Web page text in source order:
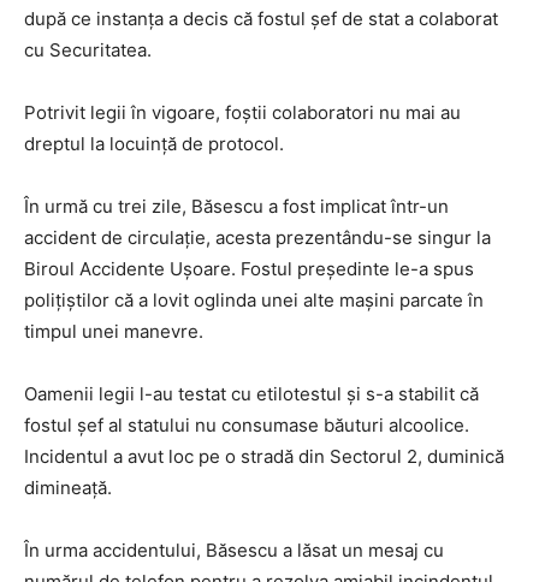
după ce instanța a decis că fostul șef de stat a colaborat
cu Securitatea.
Potrivit legii în vigoare, foștii colaboratori nu mai au
dreptul la locuință de protocol.
În urmă cu trei zile, Băsescu a fost implicat într-un
accident de circulație, acesta prezentându-se singur la
Biroul Accidente Ușoare. Fostul președinte le-a spus
polițiștilor că a lovit oglinda unei alte mașini parcate în
timpul unei manevre.
Oamenii legii l-au testat cu etilotestul și s-a stabilit că
fostul șef al statului nu consumase băuturi alcoolice.
Incidentul a avut loc pe o stradă din Sectorul 2, duminică
dimineață.
În urma accidentului, Băsescu a lăsat un mesaj cu